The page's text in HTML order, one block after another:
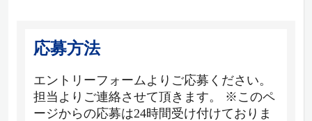
応募方法
エントリーフォームよりご応募ください。
担当よりご連絡させて頂きます。 ※このペ
ージからの応募は24時間受け付けておりま